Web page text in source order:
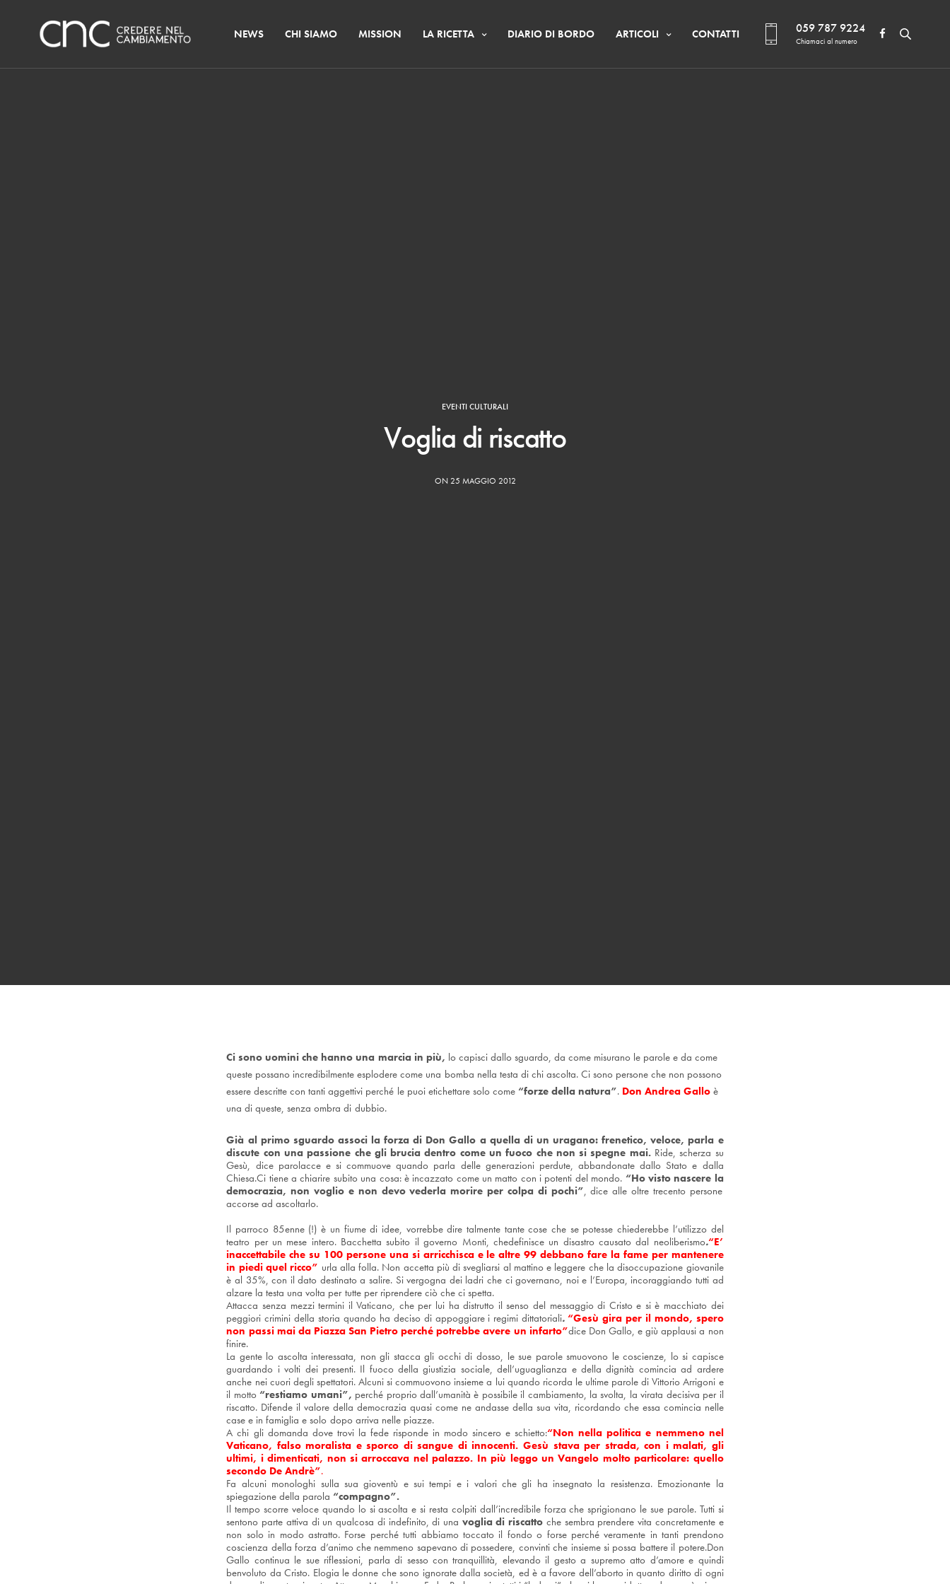
NEWS CHI SIAMO MISSION LA RICETTA DIARIO DI BORDO ARTICOLI CONTATTI 059 787 9224
Chiamaci al numero
EVENTI CULTURALI
Voglia di riscatto
ON 25 MAGGIO 2012
Ci sono uomini che hanno una marcia in più, lo capisci dallo sguardo, da come misurano le parole e da come
queste possano incredibilmente esplodere come una bomba nella testa di chi ascolta. Ci sono persone che non possono
essere descritte con tanti aggettivi perché le puoi etichettare solo come “forze della natura”. Don Andrea Gallo è
una di queste, senza ombra di dubbio.
Già al primo sguardo associ la forza di Don Gallo a quella di un uragano: frenetico, veloce, parla e
discute con una passione che gli brucia dentro come un fuoco che non si spegne mai. Ride, scherza su
Gesù, dice parolacce e si commuove quando parla delle generazioni perdute, abbandonate dallo Stato e dalla
Chiesa.Ci tiene a chiarire subito una cosa: è incazzato come un matto con i potenti del mondo. “Ho visto nascere la
democrazia, non voglio e non devo vederla morire per colpa di pochi”, dice alle oltre trecento persone
accorse ad ascoltarlo.
Il parroco 85enne (!) è un fiume di idee, vorrebbe dire talmente tante cose che se potesse chiederebbe l’utilizzo del
teatro per un mese intero. Bacchetta subito il governo Monti, chedefinisce un disastro causato dal neoliberismo.“E’
inaccettabile che su 100 persone una si arricchisca e le altre 99 debbano fare la fame per mantenere
in piedi quel ricco” urla alla folla. Non accetta più di svegliarsi al mattino e leggere che la disoccupazione giovanile
è al 35%, con il dato destinato a salire. Si vergogna dei ladri che ci governano, noi e l’Europa, incoraggiando tutti ad
alzare la testa una volta per tutte per riprendere ciò che ci spetta.
Attacca senza mezzi termini il Vaticano, che per lui ha distrutto il senso del messaggio di Cristo e si è macchiato dei
peggiori crimini della storia quando ha deciso di appoggiare i regimi dittatoriali.“Gesù gira per il mondo, spero
non passi mai da Piazza San Pietro perché potrebbe avere un infarto”dice Don Gallo, e giù applausi a non
finire.
La gente lo ascolta interessata, non gli stacca gli occhi di dosso, le sue parole smuovono le coscienze, lo si capisce
guardando i volti dei presenti. Il fuoco della giustizia sociale, dell’uguaglianza e della dignità comincia ad ardere
anche nei cuori degli spettatori. Alcuni si commuovono insieme a lui quando ricorda le ultime parole di Vittorio Arrigoni e
il motto “restiamo umani”, perché proprio dall’umanità è possibile il cambiamento, la svolta, la virata decisiva per il
riscatto. Difende il valore della democrazia quasi come ne andasse della sua vita, ricordando che essa comincia nelle
case e in famiglia e solo dopo arriva nelle piazze.
A chi gli domanda dove trovi la fede risponde in modo sincero e schietto:“Non nella politica e nemmeno nel
Vaticano, falso moralista e sporco di sangue di innocenti. Gesù stava per strada, con i malati, gli
ultimi, i dimenticati, non si arroccava nel palazzo. In più leggo un Vangelo molto particolare: quello
secondo De Andrè”.
Fa alcuni monologhi sulla sua gioventù e sui tempi e i valori che gli ha insegnato la resistenza. Emozionante la
spiegazione della parola “compagno”.
Il tempo scorre veloce quando lo si ascolta e si resta colpiti dall’incredibile forza che sprigionano le sue parole. Tutti si
sentono parte attiva di un qualcosa di indefinito, di una voglia di riscatto che sembra prendere vita concretamente e
non solo in modo astratto. Forse perché tutti abbiamo toccato il fondo o forse perché veramente in tanti prendono
coscienza della forza d’animo che nemmeno sapevano di possedere, convinti che insieme si possa battere il potere.Don
Gallo continua le sue riflessioni, parla di sesso con tranquillità, elevando il gesto a supremo atto d’amore e quindi
benvoluto da Cristo. Elogia le donne che sono ignorate dalla società, ed è a favore dell’aborto in quanto diritto di ogni